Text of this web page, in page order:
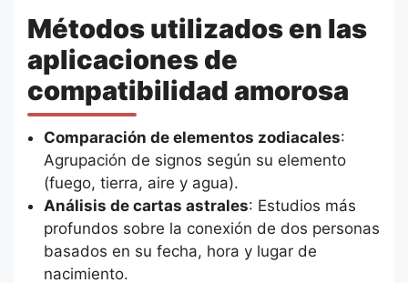
Métodos utilizados en las
aplicaciones de
compatibilidad amorosa
Comparación de elementos zodiacales:
Agrupación de signos según su elemento
(fuego, tierra, aire y agua).
Análisis de cartas astrales: Estudios más
profundos sobre la conexión de dos personas
basados en su fecha, hora y lugar de
nacimiento.